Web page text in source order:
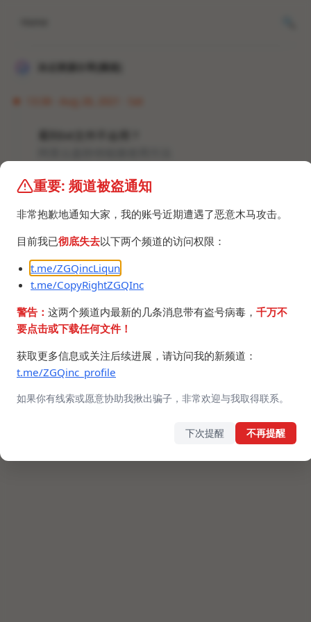
#教程 #阿里云盘 #秒传链接
©2024 ZGQ Inc.All rights reserved
重要: 频道被盗通知
非常抱歉地通知大家，我的账号近期遭遇了恶意木马攻击。
目前我已彻底失去以下两个频道的访问权限：
t.me/ZGQincLiqun
t.me/CopyRightZGQInc
警告： 这两个频道内最新的几条消息带有盗号病毒， 千万不
要点击或下载任何文件！
获取更多信息或关注后续进展，请访问我的新频道：
t.me/ZGQinc_profile
如果你有线索或愿意协助我揪出骗子，非常欢迎与我取得联系。
下次提醒 不再提醒